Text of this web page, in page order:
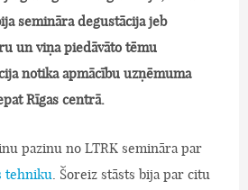
semināra degustācija jeb
un viņa piedāvāto tēmu
notika apmācību uzņēmuma
Rīgas centrā.
pazinu no LTRK semināra par
tehniku . Šoreiz stāsts bija par citu